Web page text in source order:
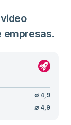
empresas.
∅ 4,9
∅ 4,9